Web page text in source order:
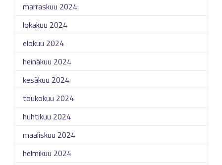
marraskuu 2024
lokakuu 2024
elokuu 2024
heinäkuu 2024
kesäkuu 2024
toukokuu 2024
huhtikuu 2024
maaliskuu 2024
helmikuu 2024